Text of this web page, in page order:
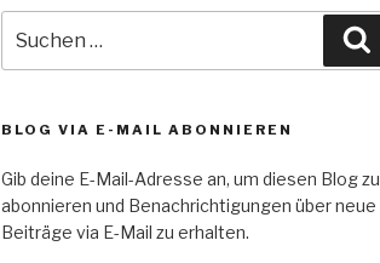
nach:
BLOG VIA E-MAIL ABONNIEREN
Gib deine E-Mail-Adresse an, um diesen Blog zu
abonnieren und Benachrichtigungen über neue
Beiträge via E-Mail zu erhalten.